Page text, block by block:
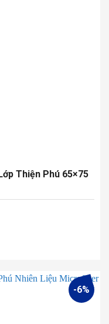
Thiện Phú 65×75
-6%